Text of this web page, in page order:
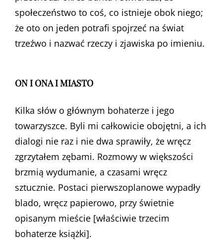
społeczeństwo to coś, co istnieje obok niego;
że oto on jeden potrafi spojrzeć na świat
trzeźwo i nazwać rzeczy i zjawiska po imieniu.
ON I ONA I MIASTO
Kilka słów o głównym bohaterze i jego
towarzyszce. Byli mi całkowicie obojętni, a ich
dialogi nie raz i nie dwa sprawiły, że wręcz
zgrzytałem zębami. Rozmowy w większości
brzmią wydumanie, a czasami wręcz
sztucznie. Postaci pierwszoplanowe wypadły
blado, wręcz papierowo, przy świetnie
opisanym mieście [właściwie trzecim
bohaterze książki].